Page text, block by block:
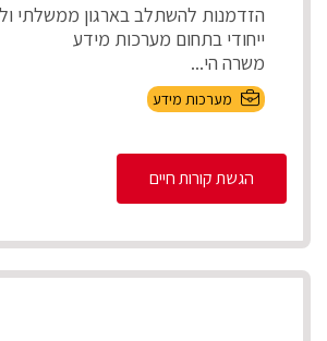
הזדמנות להשתלב בארגון ממשלתי
ייחודי בתחום מערכות מידע
משרה הי...
מערכות מידע
הגשת קורות חיים